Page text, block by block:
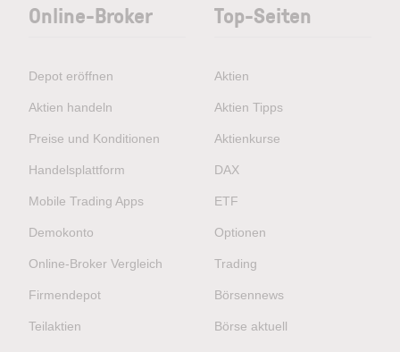
Online-Broker
Depot eröffnen
Aktien handeln
Preise und Konditionen
Handelsplattform
Mobile Trading Apps
Demokonto
Online-Broker Vergleich
Firmendepot
Teilaktien
Top-Seiten
Aktien
Aktien Tipps
Aktienkurse
DAX
ETF
Optionen
Trading
Börsennews
Börse aktuell